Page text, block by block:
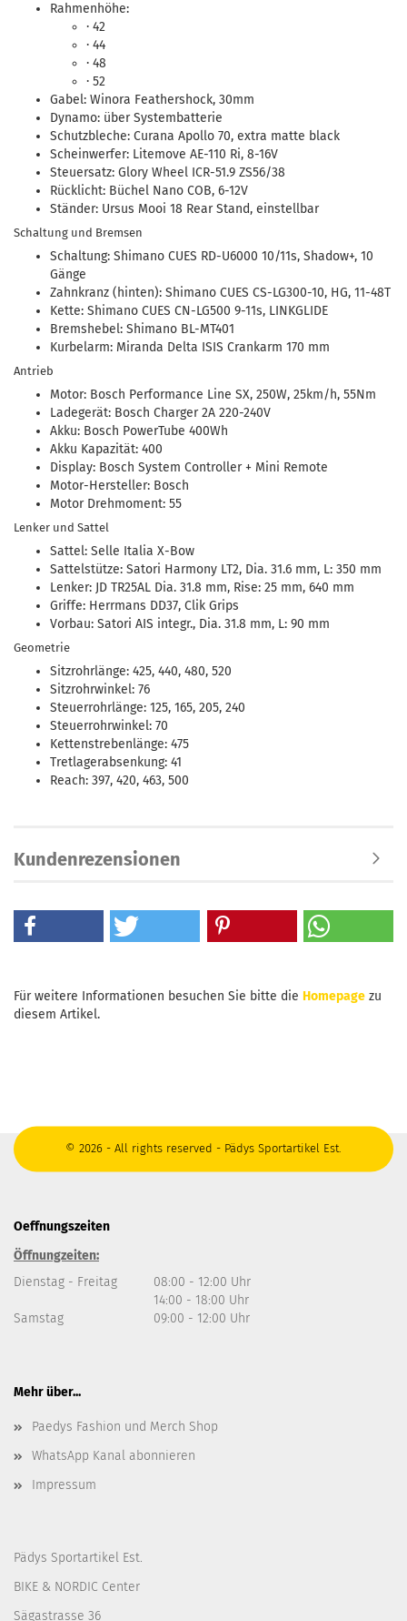
Rahmenhöhe:
· 42
· 44
· 48
· 52
Gabel: Winora Feathershock, 30mm
Dynamo: über Systembatterie
Schutzbleche: Curana Apollo 70, extra matte black
Scheinwerfer: Litemove AE-110 Ri, 8-16V
Steuersatz: Glory Wheel ICR-51.9 ZS56/38
Rücklicht: Büchel Nano COB, 6-12V
Ständer: Ursus Mooi 18 Rear Stand, einstellbar
Schaltung und Bremsen
Schaltung: Shimano CUES RD-U6000 10/11s, Shadow+, 10
Gänge
Zahnkranz (hinten): Shimano CUES CS-LG300-10, HG, 11-48T
Kette: Shimano CUES CN-LG500 9-11s, LINKGLIDE
Bremshebel: Shimano BL-MT401
Kurbelarm: Miranda Delta ISIS Crankarm 170 mm
Antrieb
Motor: Bosch Performance Line SX, 250W, 25km/h, 55Nm
Ladegerät: Bosch Charger 2A 220-240V
Akku: Bosch PowerTube 400Wh
Akku Kapazität: 400
Display: Bosch System Controller + Mini Remote
Motor-Hersteller: Bosch
Motor Drehmoment: 55
Lenker und Sattel
Sattel: Selle Italia X-Bow
Sattelstütze: Satori Harmony LT2, Dia. 31.6 mm, L: 350 mm
Lenker: JD TR25AL Dia. 31.8 mm, Rise: 25 mm, 640 mm
Griffe: Herrmans DD37, Clik Grips
Vorbau: Satori AIS integr., Dia. 31.8 mm, L: 90 mm
Geometrie
Sitzrohrlänge: 425, 440, 480, 520
Sitzrohrwinkel: 76
Steuerrohrlänge: 125, 165, 205, 240
Steuerrohrwinkel: 70
Kettenstrebenlänge: 475
Tretlagerabsenkung: 41
Reach: 397, 420, 463, 500
Kundenrezensionen
Für weitere Informationen besuchen Sie bitte die Homepage zu
diesem Artikel.
© 2026 - All rights reserved - Pädys Sportartikel Est.
Oeffnungszeiten
Öffnungzeiten:
Dienstag - Freitag
08:00 - 12:00 Uhr
14:00 - 18:00 Uhr
Samstag
09:00 - 12:00 Uhr
Mehr über...
Paedys Fashion und Merch Shop
WhatsApp Kanal abonnieren
Impressum
Pädys Sportartikel Est.
BIKE & NORDIC Center
Sägastrasse 36